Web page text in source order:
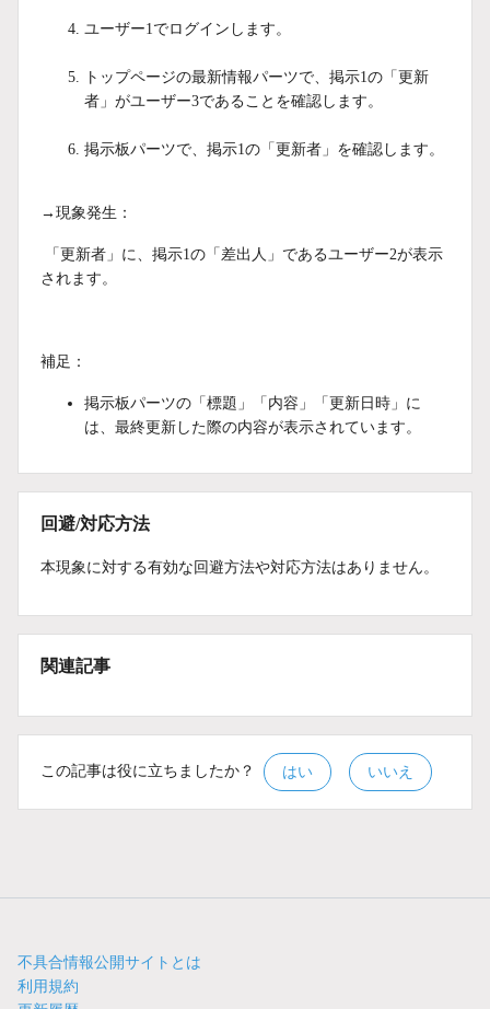
ユーザー1でログインします。
トップページの最新情報パーツで、掲示1の「更新
者」がユーザー3であることを確認します。
掲示板パーツで、掲示1の「更新者」を確認します。
→現象発生：
「更新者」に、掲示1の「差出人」であるユーザー2が表示
されます。
補足：
掲示板パーツの「標題」「内容」「更新日時」に
は、最終更新した際の内容が表示されています。
回避/対応方法
本現象に対する有効な回避方法や対応方法はありません。
関連記事
この記事は役に立ちましたか？ はい いいえ
不具合情報公開サイトとは
利用規約